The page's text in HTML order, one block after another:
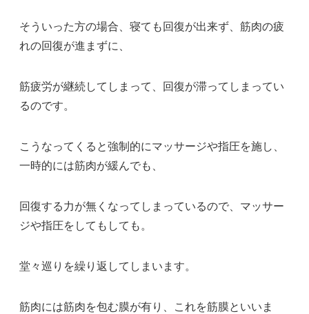
そういった方の場合、寝ても回復が出来ず、筋肉の疲
れの回復が進まずに、
筋疲労が継続してしまって、回復が滞ってしまってい
るのです。
こうなってくると強制的にマッサージや指圧を施し、
一時的には筋肉が緩んでも、
回復する力が無くなってしまっているので、マッサー
ジや指圧をしてもしても。
堂々巡りを繰り返してしまいます。
筋肉には筋肉を包む膜が有り、これを筋膜といいま